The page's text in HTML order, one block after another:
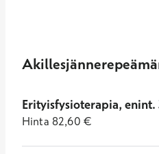
Erityisfysioterapia, enint.
Hinta 82,60 €